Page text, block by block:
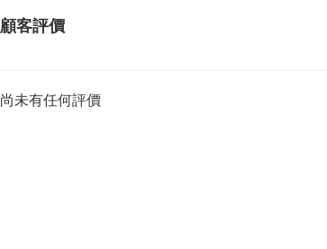
顧客評價
尚未有任何評價